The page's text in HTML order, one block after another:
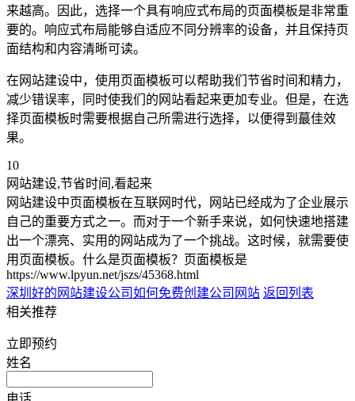
来越高。因此，选择一个具有响应式布局的页面模板是非常重
要的。响应式布局能够自适应不同分辨率的设备，并且保持页
面结构和内容清晰可读。
在网站建设中，使用页面模板可以帮助我们节省时间和精力，
减少错误率，同时使我们的网站看起来更加专业。但是，在选
择页面模板时需要根据自己所需进行选择，以便得到蕞佳效
果。
10
网站建设,节省时间,看起来
网站建设中页面模板在互联网时代，网站已经成为了企业展示
自己的重要方式之一。而对于一个新手来说，如何快速地搭建
出一个漂亮、实用的网站成为了一个挑战。这时候，就需要使
用页面模板。什么是页面模板？页面模板是
https://www.lpyun.net/jszs/45368.html
深圳好的网站建设公司如何免费创建公司网站 返回列表
相关推荐
立即预约
姓名